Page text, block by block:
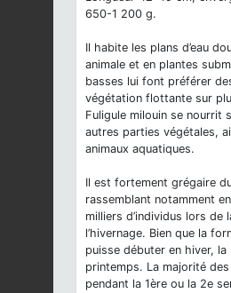
650-1 200 g.
Il habite les plans d’eau
animale et en plantes
basses lui font préférer
végétation flottante sur
Fuligule milouin se nourrit
autres parties végétales,
animaux aquatiques.
Il est fortement grégaire
rassemblant notamment
milliers d’individus lors de
l’hivernage. Bien que la
puisse débuter en hiver,
printemps. La majorité
pendant la 1ère ou la 2e